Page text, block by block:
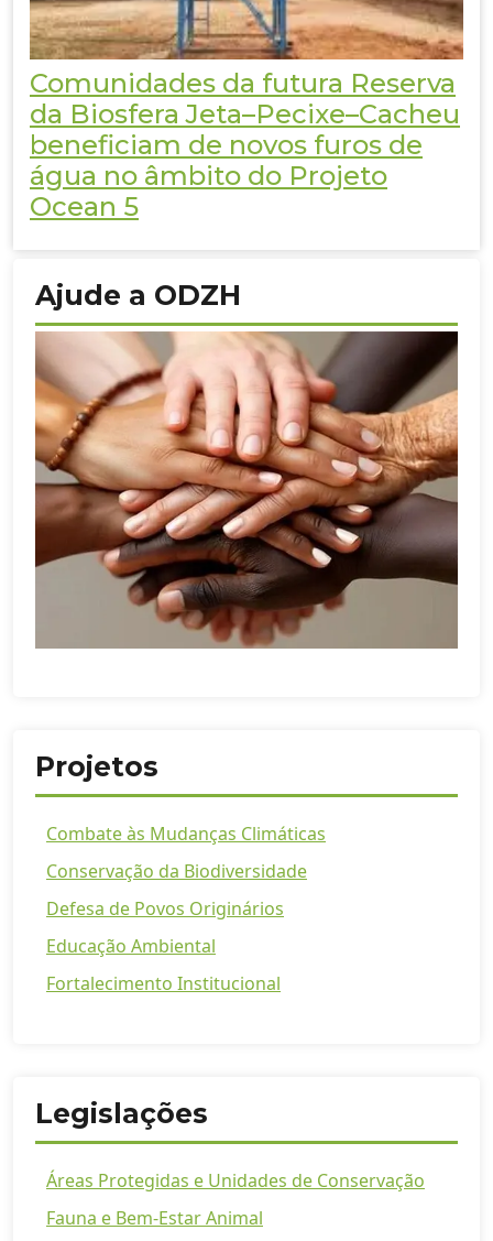
Comunidades da futura Reserva
da Biosfera Jeta–Pecixe–Cacheu
beneficiam de novos furos de
água no âmbito do Projeto
Ocean 5
Ajude a ODZH
Projetos
Combate às Mudanças Climáticas
Conservação da Biodiversidade
Defesa de Povos Originários
Educação Ambiental
Fortalecimento Institucional
Legislações
Áreas Protegidas e Unidades de Conservação
Fauna e Bem-Estar Animal